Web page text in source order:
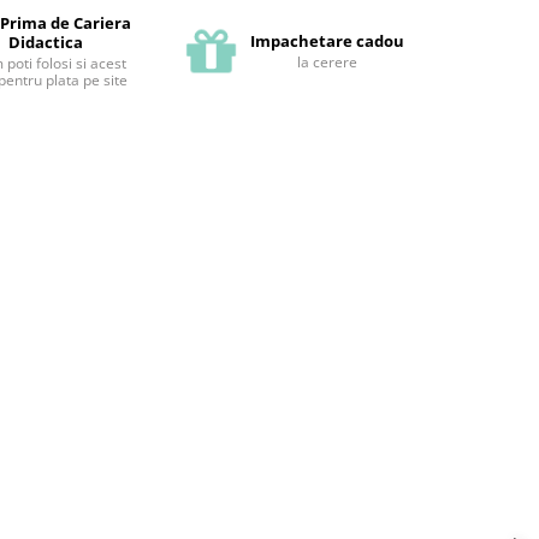
de Cariera
Didactica
poti folosi si acest
plata pe site
Impachetare cadou
la cerere